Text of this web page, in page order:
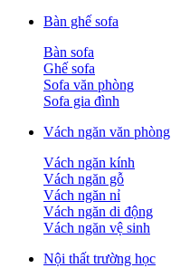
Bàn ghế sofa
Bàn sofa
Ghế sofa
Sofa văn phòng
Sofa gia đình
Vách ngăn văn phòng
Vách ngăn kính
Vách ngăn gỗ
Vách ngăn nỉ
Vách ngăn di động
Vách ngăn vệ sinh
Nội thất trường học